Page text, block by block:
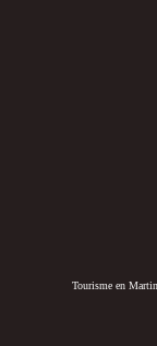
Tourisme en